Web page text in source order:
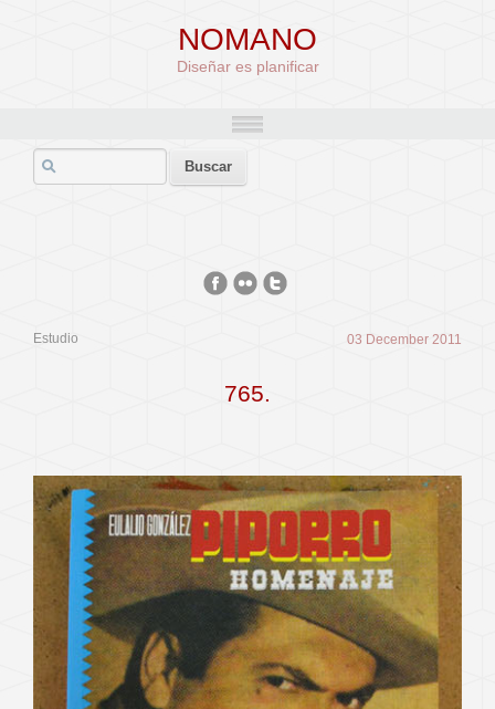
NOMANO
Diseñar es planificar
Estudio 03 December 2011
765.